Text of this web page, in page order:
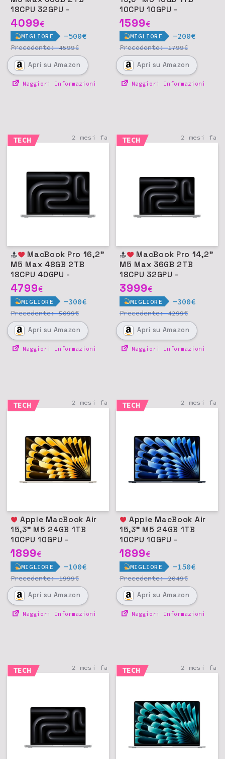
18CPU 32GPU -
Argento
4099€
MIGLIORE -500€
Precedente:4599€
Apri su Amazon
Maggiori Informazioni
10CPU 10GPU -
Galassia
1599€
MIGLIORE -200€
Precedente:1799€
Apri su Amazon
Maggiori Informazioni
TECH 2 mesi fa
M5 Max 48GB 2TB
18CPU 40GPU -
Argento
4799€
MIGLIORE -300€
Precedente:5099€
Apri su Amazon
Maggiori Informazioni
TECH 2 mesi fa
M5 Max 36GB 2TB
18CPU 32GPU -
Argento
3999€
MIGLIORE -300€
Precedente:4299€
Apri su Amazon
Maggiori Informazioni
TECH 2 mesi fa
Apple MacBook Air
15,3" M5 24GB 1TB
10CPU 10GPU -
Galassia
1899€
MIGLIORE -100€
Precedente:1999€
Apri su Amazon
Maggiori Informazioni
TECH 2 mesi fa
Apple MacBook Air
15,3" M5 24GB 1TB
10CPU 10GPU -
Mezzanotte
1899€
MIGLIORE -150€
Precedente:2049€
Apri su Amazon
Maggiori Informazioni
TECH 2 mesi fa TECH 2 mesi fa